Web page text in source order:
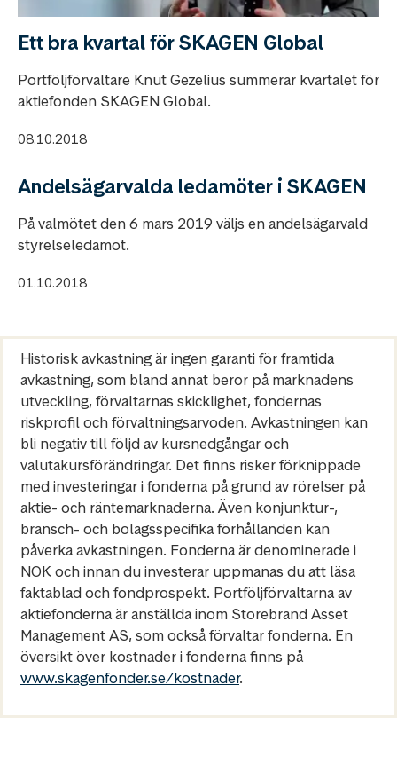
Ett bra kvartal för SKAGEN Global
Portföljförvaltare Knut Gezelius summerar kvartalet för
aktiefonden SKAGEN Global.
08.10.2018
Andelsägarvalda ledamöter i SKAGEN
På valmötet den 6 mars 2019 väljs en andelsägarvald
styrelseledamot.
01.10.2018
Historisk avkastning är ingen garanti för framtida
avkastning, som bland annat beror på marknadens
utveckling, förvaltarnas skicklighet, fondernas
riskprofil och förvaltningsarvoden. Avkastningen kan
bli negativ till följd av kursnedgångar och
valutakursförändringar. Det finns risker förknippade
med investeringar i fonderna på grund av rörelser på
aktie- och räntemarknaderna. Även konjunktur-,
bransch- och bolagsspecifika förhållanden kan
påverka avkastningen. Fonderna är denominerade i
NOK och innan du investerar uppmanas du att läsa
faktablad och fondprospekt. Portföljförvaltarna av
aktiefonderna är anställda inom Storebrand Asset
Management AS, som också förvaltar fonderna. En
översikt över kostnader i fonderna finns på
www.skagenfonder.se/kostnader.